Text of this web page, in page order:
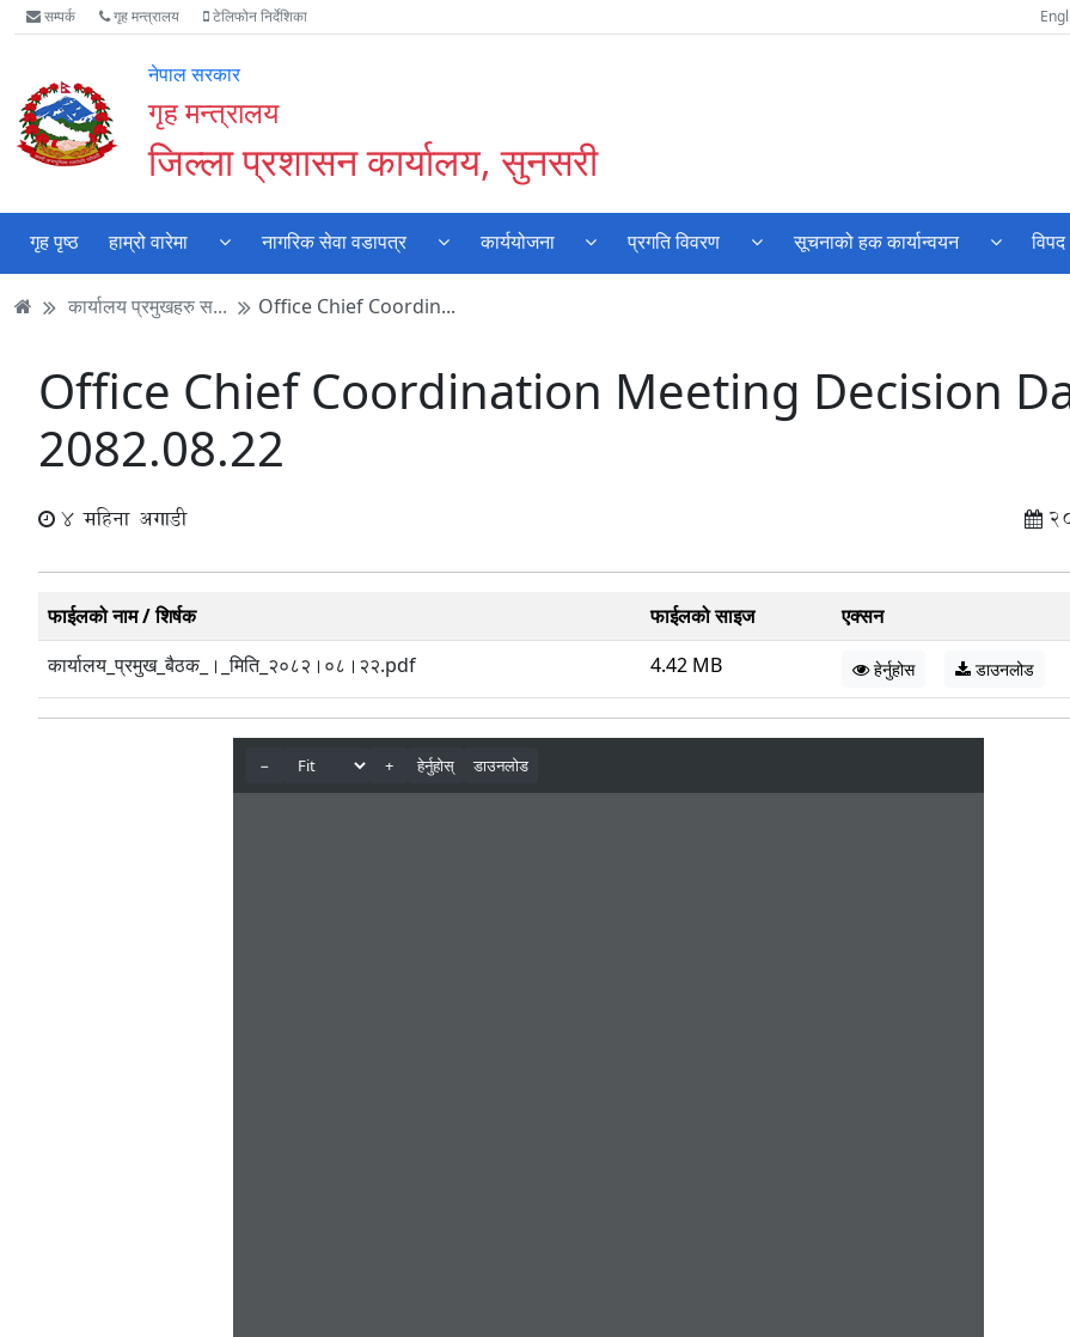
Accessibility
Mode
गर्नुहोस्
मुख्य
सामाग्री
मुख्य
नेभिगेसन
वेबसाइट
खोजमा
सम्पर्क गृह मन्त्रालय टेलिफोन निर्देशिका
नेपाल सरकार
गृह मन्त्रालय
जिल्ला प्रशासन कार्यालय, सुनसरी
गृह पृष्ठ हाम्रो वारेमा नागरिक सेवा वडापत्र कार्ययोजना प्रगति विवरण सूचनाको हक कार्यान्वयन
कार्यालय प्रमुखहरु स... Office Chief Coordin...
Office Chief Coordination Meeting Decision
2082.08.22
4 महिना अगाडी
फाईलको नाम / शिर्षक फाईलको साइज
एक्सन
कार्यालय_प्रमुख_बैठक_।_मिति_२०८२।०८।२२.pdf
4.42 MB हेर्नुहोस डाउनलोड